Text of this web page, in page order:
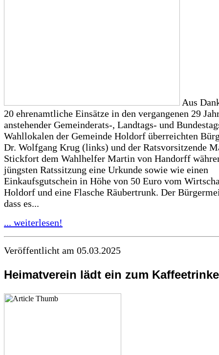
Aus
20 ehrenamtliche Einsätze in den vergangenen 29
anstehender Gemeinderats-, Landtags- und
Wahllokalen der Gemeinde Holdorf überreichten
Dr. Wolfgang Krug (links) und der Ratsvorsitzende
Stickfort dem Wahlhelfer Martin von Handorff
jüngsten Ratssitzung eine Urkunde sowie wie einen
Einkaufsgutschein in Höhe von 50 Euro vom
Holdorf und eine Flasche Räubertrunk. Der
dass es...
... weiterlesen!
Veröffentlicht am 05.03.2025
Heimatverein lädt ein zum